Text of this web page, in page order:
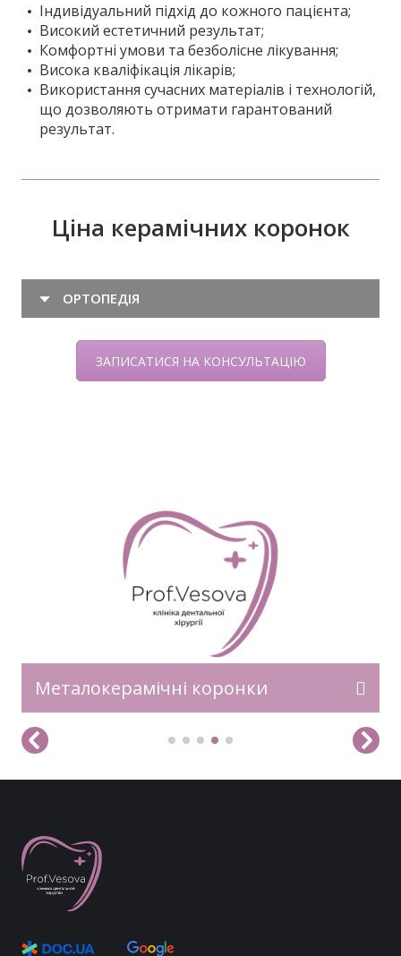
Індивідуальний підхід до кожного пацієнта;
Високий естетичний результат;
Комфортні умови та безболісне лікування;
Висока кваліфікація лікарів;
Використання сучасних матеріалів і технологій,
що дозволяють отримати гарантований
результат.
Ціна керамічних коронок
ОРТОПЕДІЯ
ЗАПИСАТИСЯ НА КОНСУЛЬТАЦІЮ
Металокерамічні коронки
та поліпшення якості життя. У Клініці
професора Вєсової ми проводимо
професійне протезування зубів усіх видів.
Ми пропонуємо індивідуальний підхід для
кожного пацієнта, використовуючи новітні
технології, цифрову діагностику та
матеріали преміум-класу. Наші протези не
тільки відновлюють функціональність, а й
дарують природну та естетичну усмішку.
Види […]